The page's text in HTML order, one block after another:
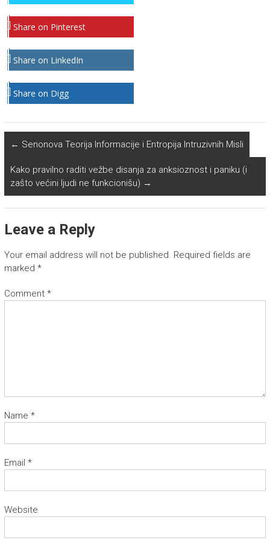
Share on Pinterest
Share on LinkedIn
Share on Digg
← Senonova Teorija Informacije i Entropija Intruzivnih Misli
Kako pravilno raditi vežbe disanja za anksioznost i paniku (i
zašto većini ljudi ne funkcionišu) →
Leave a Reply
Your email address will not be published. Required fields are
marked *
Comment *
Name *
Email *
Website